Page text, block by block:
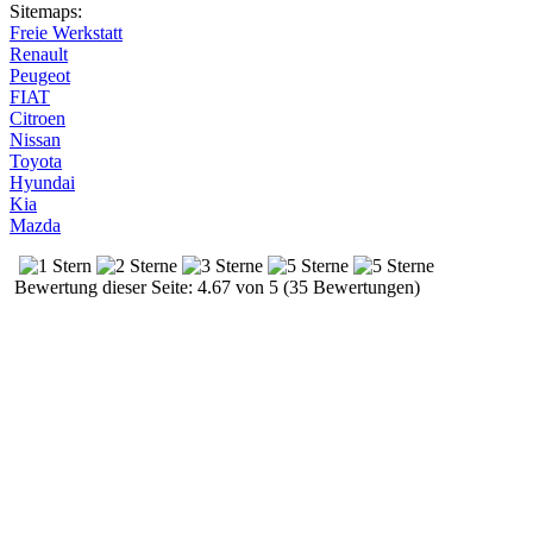
Sitemaps:
Freie Werkstatt
Renault
Peugeot
FIAT
Citroen
Nissan
Toyota
Hyundai
Kia
Mazda
Bewertung dieser Seite: 4.67 von 5 (35 Bewertungen)